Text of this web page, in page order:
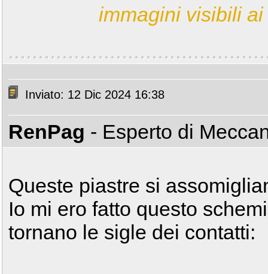
immagini visibili
Inviato: 12 Dic 2024 16:38
RenPag - Esperto di
Queste piastre si
Io mi ero fatto questo
tornano le sigle dei contatti: